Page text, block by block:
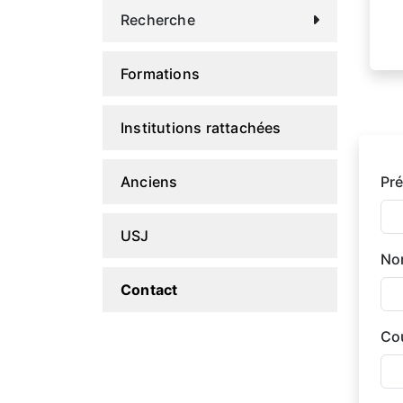
Recherche
Formations
Institutions rattachées
Anciens
USJ
Contact